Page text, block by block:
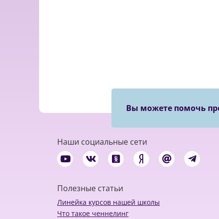
Вы можете помочь
Наши социальные сети
Полезные статьи
Линейка курсов нашей школы
Что такое ченнелинг